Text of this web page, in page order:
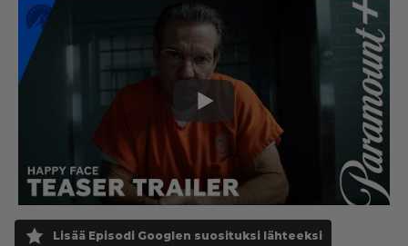
Lisää Episodi Googlen suosituksi lähteeksi